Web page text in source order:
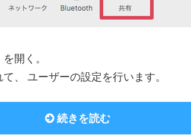
を開く。
、 ユーザーの設定を行います。
続きを読む